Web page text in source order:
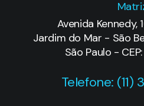
Avenida Kennedy,
Jardim do Mar - São
São Paulo -
Telefone: